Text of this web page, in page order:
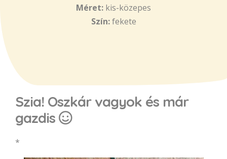
Méret: kis-közepes
Szín:fekete
Szia! Oszkár vagyok és már
gazdis
*